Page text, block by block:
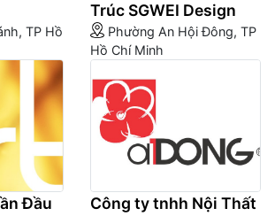
TP Hồ
Trúc SGWEI Design
Phường An Hội Đông, TP
Hồ Chí Minh
Đầu
Công ty tnhh Nội Thất